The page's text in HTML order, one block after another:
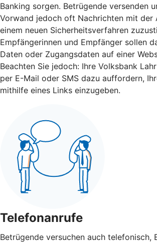
Banking sorgen. Betrügende versenden
Vorwand jedoch oft Nachrichten mit der
einem neuen Sicherheitsverfahren
Empfängerinnen und Empfänger sollen
Daten oder Zugangsdaten auf einer
Beachten Sie jedoch: Ihre Volksbank
per E-Mail oder SMS dazu auffordern,
mithilfe eines Links einzugeben.
Telefonanrufe
Betrügende versuchen auch telefonisch,